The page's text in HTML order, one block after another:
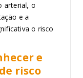
arterial, o
e a
o risco
e
risco